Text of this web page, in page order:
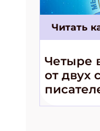
Читать
Четыре
от двух